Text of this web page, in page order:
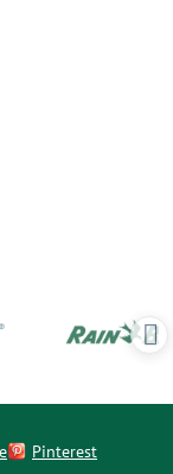
Pinterest